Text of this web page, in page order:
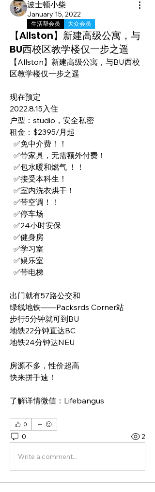
波士顿小柴
January 15, 2022
生活帮会员 大众会员
【Allston】新建高级公寓，与
BU西校区教学楼仅一步之遥
【Allston】新建高级公寓，与BU西校
区教学楼仅一步之遥
现在预定
2022.8.15入住
户型：studio，安全私密
租金：$2395/月起
  ✅免中介费！！
  ✅带家具，无需额外付费！
  ✅包水暖和燃气 ！！
  ✅接受本科生！
  ✅室内洗衣烘干！
  ✅带空调！！
  ✅停车场
  ✅24小时安保
  ✅健身房
  ✅学习室
  ✅娱乐室
  ✅带电梯
出门就有57路公交和
绿线地铁——Packsrds Corner站
步行5分钟就可到BU
地铁22分钟直达BC
地铁24分钟达NEU
房源不多，性价超高
快来拼手速！
了解详情微信：Lifebangus
0
0 2
Write a comment...